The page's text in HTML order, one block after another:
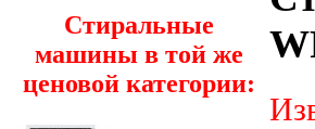
Стиральные
машины в той же
ценовой категории: